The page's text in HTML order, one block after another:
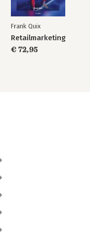
Frank Quix
Retailmarketing
€ 72,95